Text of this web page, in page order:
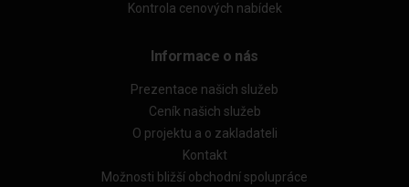
Kontrola cenových nabídek
Informace o nás
Prezentace našich služeb
Ceník našich služeb
O projektu a o zakladateli
Kontakt
Možnosti bližší obchodní spolupráce